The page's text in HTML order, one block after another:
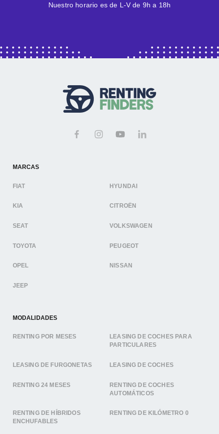
Nuestro horario es de L-V de 9h a 18h
MARCAS
FIAT HYUNDAI
KIA CITROËN
SEAT VOLKSWAGEN
TOYOTA PEUGEOT
OPEL NISSAN
JEEP
MODALIDADES
RENTING POR MESES
LEASING DE COCHES PARA
PARTICULARES
LEASING DE FURGONETAS LEASING DE COCHES
RENTING 24 MESES
RENTING DE COCHES
AUTOMÁTICOS
RENTING DE HÍBRIDOS
ENCHUFABLES
RENTING DE KILÓMETRO 0